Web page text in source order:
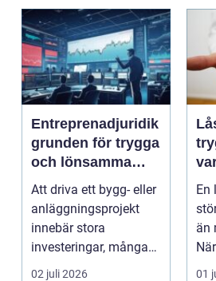
Entreprenadjuridik
grunden för trygga
och lönsamma
byggprojekt
Att driva ett bygg- eller
anläggningsprojekt
innebär stora
investeringar, många
aktörer och ofta tuf...
02 juli 2026
En
än
01